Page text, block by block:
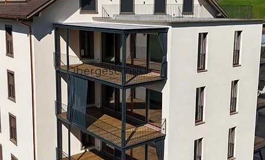
3. Obergeschoss